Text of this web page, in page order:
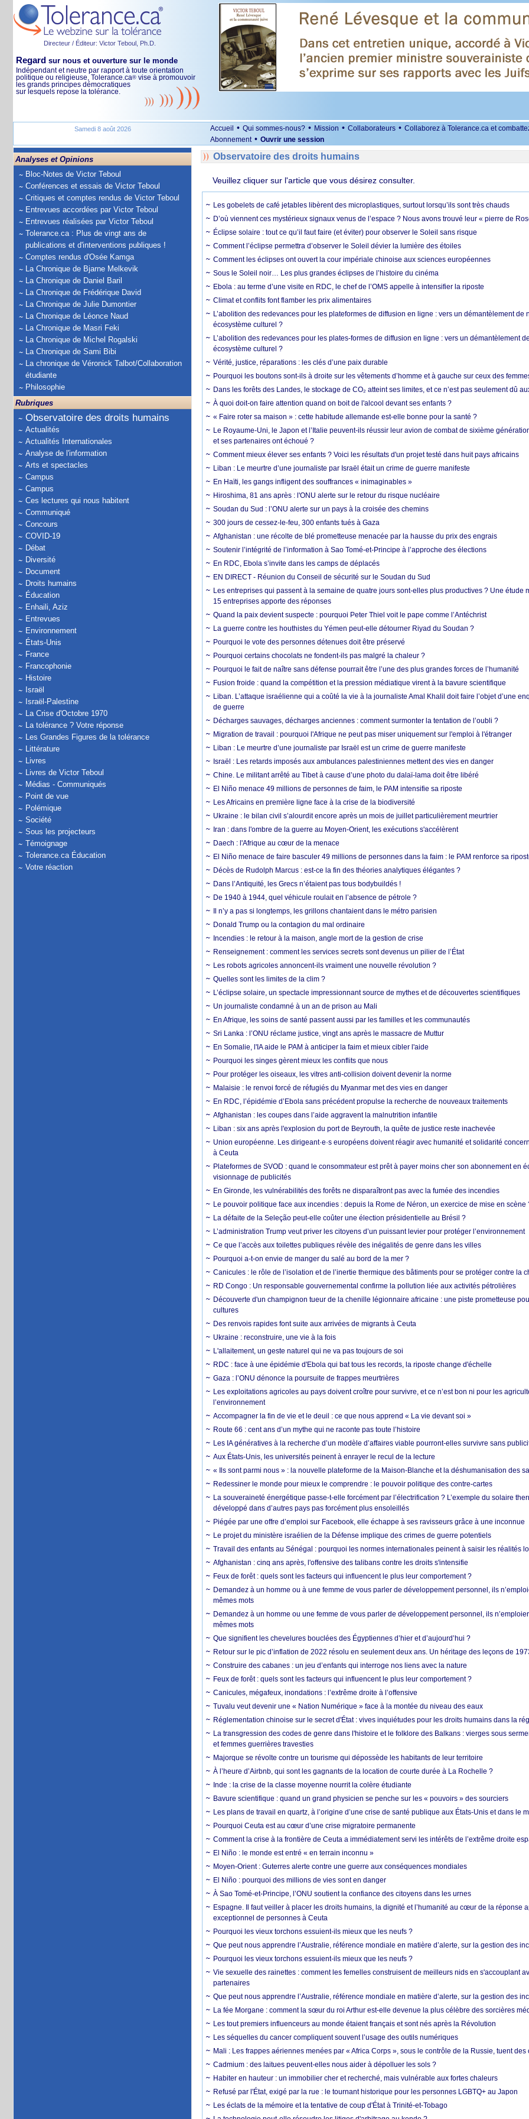
Directeur / Éditeur: Victor Teboul, Ph.D.
Regard sur nous et ouverture sur le monde
Indépendant et neutre par rapport à toute orientation
politique ou religieuse, Tolerance.ca® vise à promouvoir
les grands principes démocratiques
sur lesquels repose la tolérance.
Samedi 8 août 2026 Accueil • Qui sommes-nous? • Mission • Collaborateurs • Collaborez à Tolerance.ca et
Abonnement • Ouvrir une session
Analyses et Opinions
Bloc-Notes de Victor Teboul
Conférences et essais de Victor Teboul
Critiques et comptes rendus de Victor Teboul
Entrevues accordées par Victor Teboul
Entrevues réalisées par Victor Teboul
Tolerance.ca : Plus de vingt ans de
publications et d'interventions publiques !
Comptes rendus d'Osée Kamga
La Chronique de Bjarne Melkevik
La Chronique de Daniel Baril
La Chronique de Frédérique David
La Chronique de Julie Dumontier
La Chronique de Léonce Naud
La Chronique de Masri Feki
La Chronique de Michel Rogalski
La Chronique de Sami Bibi
La chronique de Véronick Talbot/Collaboration
étudiante
Philosophie
Rubriques
Observatoire des droits humains
Actualités
Actualités Internationales
Analyse de l'information
Arts et spectacles
Campus
Campus
Ces lectures qui nous habitent
Communiqué
Concours
COVID-19
Débat
Diversité
Document
Droits humains
Éducation
Enhaili, Aziz
Entrevues
Environnement
États-Unis
France
Francophonie
Histoire
Israël
Israël-Palestine
La Crise d'Octobre 1970
La tolérance ? Votre réponse
Les Grandes Figures de la tolérance
Littérature
Livres
Livres de Victor Teboul
Médias - Communiqués
Point de vue
Polémique
Société
Sous les projecteurs
Témoignage
Tolerance.ca Éducation
Votre réaction
Observatoire des droits humains
Veuillez cliquer sur l'article que vous désirez consulter.
Les gobelets de café jetables libèrent des microplastiques, surtout lorsqu’ils sont très chauds
D’où viennent ces mystérieux signaux venus de l’espace ? Nous avons trouvé leur « pierre de
Éclipse solaire : tout ce qu’il faut faire (et éviter) pour observer le Soleil sans risque
Comment l’éclipse permettra d’observer le Soleil dévier la lumière des étoiles
Comment les éclipses ont ouvert la cour impériale chinoise aux sciences européennes
Sous le Soleil noir… Les plus grandes éclipses de l’histoire du cinéma
Ebola : au terme d’une visite en RDC, le chef de l’OMS appelle à intensifier la riposte
Climat et conflits font flamber les prix alimentaires
L’abolition des redevances pour les plateformes de diffusion en ligne : vers un démantèlement de
écosystème culturel ?
L’abolition des redevances pour les plates-formes de diffusion en ligne : vers un démantèlement
écosystème culturel ?
Vérité, justice, réparations : les clés d’une paix durable
Pourquoi les boutons sont-ils à droite sur les vêtements d’homme et à gauche sur ceux des
Dans les forêts des Landes, le stockage de CO₂ atteint ses limites, et ce n’est pas seulement dû
À quoi doit-on faire attention quand on boit de l'alcool devant ses enfants ?
« Faire roter sa maison » : cette habitude allemande est-elle bonne pour la santé ?
Le Royaume-Uni, le Japon et l’Italie peuvent-ils réussir leur avion de combat de sixième
et ses partenaires ont échoué ?
Comment mieux élever ses enfants ? Voici les résultats d'un projet testé dans huit pays africains
Liban : Le meurtre d’une journaliste par Israël était un crime de guerre manifeste
En Haïti, les gangs infligent des souffrances « inimaginables »
Hiroshima, 81 ans après : l'ONU alerte sur le retour du risque nucléaire
Soudan du Sud : l’ONU alerte sur un pays à la croisée des chemins
300 jours de cessez-le-feu, 300 enfants tués à Gaza
Afghanistan : une récolte de blé prometteuse menacée par la hausse du prix des engrais
Soutenir l’intégrité de l’information à Sao Tomé-et-Principe à l’approche des élections
En RDC, Ebola s’invite dans les camps de déplacés
EN DIRECT - Réunion du Conseil de sécurité sur le Soudan du Sud
Les entreprises qui passent à la semaine de quatre jours sont-elles plus productives ? Une étude
15 entreprises apporte des réponses
Quand la paix devient suspecte : pourquoi Peter Thiel voit le pape comme l’Antéchrist
La guerre contre les houthistes du Yémen peut-elle détourner Riyad du Soudan ?
Pourquoi le vote des personnes détenues doit être préservé
Pourquoi certains chocolats ne fondent-ils pas malgré la chaleur ?
Pourquoi le fait de naître sans défense pourrait être l’une des plus grandes forces de l’humanité
Fusion froide : quand la compétition et la pression médiatique virent à la bavure scientifique
Liban. L’attaque israélienne qui a coûté la vie à la journaliste Amal Khalil doit faire l’objet d’une
de guerre
Décharges sauvages, décharges anciennes : comment surmonter la tentation de l’oubli ?
Migration de travail : pourquoi l'Afrique ne peut pas miser uniquement sur l'emploi à l'étranger
Liban : Le meurtre d’une journaliste par Israël est un crime de guerre manifeste
Israël : Les retards imposés aux ambulances palestiniennes mettent des vies en danger
Chine. Le militant arrêté au Tibet à cause d’une photo du dalaï-lama doit être libéré
El Niño menace 49 millions de personnes de faim, le PAM intensifie sa riposte
Les Africains en première ligne face à la crise de la biodiversité
Ukraine : le bilan civil s’alourdit encore après un mois de juillet particulièrement meurtrier
Iran : dans l'ombre de la guerre au Moyen-Orient, les exécutions s'accélèrent
Daech : l'Afrique au cœur de la menace
El Niño menace de faire basculer 49 millions de personnes dans la faim : le PAM renforce sa
Décès de Rudolph Marcus : est-ce la fin des théories analytiques élégantes ?
Dans l’Antiquité, les Grecs n’étaient pas tous bodybuildés !
De 1940 à 1944, quel véhicule roulait en l’absence de pétrole ?
Il n’y a pas si longtemps, les grillons chantaient dans le métro parisien
Donald Trump ou la contagion du mal ordinaire
Incendies : le retour à la maison, angle mort de la gestion de crise
Renseignement : comment les services secrets sont devenus un pilier de l’État
Les robots agricoles annoncent-ils vraiment une nouvelle révolution ?
Quelles sont les limites de la clim ?
L’éclipse solaire, un spectacle impressionnant source de mythes et de découvertes scientifiques
Un journaliste condamné à un an de prison au Mali
En Afrique, les soins de santé passent aussi par les familles et les communautés
Sri Lanka : l’ONU réclame justice, vingt ans après le massacre de Muttur
En Somalie, l'IA aide le PAM à anticiper la faim et mieux cibler l'aide
Pourquoi les singes gèrent mieux les conflits que nous
Pour protéger les oiseaux, les vitres anti-collision doivent devenir la norme
Malaisie : le renvoi forcé de réfugiés du Myanmar met des vies en danger
En RDC, l’épidémie d’Ebola sans précédent propulse la recherche de nouveaux traitements
Afghanistan : les coupes dans l’aide aggravent la malnutrition infantile
Liban : six ans après l'explosion du port de Beyrouth, la quête de justice reste inachevée
Union européenne. Les dirigeant·e·s européens doivent réagir avec humanité et solidarité
à Ceuta
Plateformes de SVOD : quand le consommateur est prêt à payer moins cher son abonnement en
visionnage de publicités
En Gironde, les vulnérabilités des forêts ne disparaîtront pas avec la fumée des incendies
Le pouvoir politique face aux incendies : depuis la Rome de Néron, un exercice de mise en scène
La défaite de la Seleção peut-elle coûter une élection présidentielle au Brésil ?
L’administration Trump veut priver les citoyens d’un puissant levier pour protéger l’environnement
Ce que l’accès aux toilettes publiques révèle des inégalités de genre dans les villes
Pourquoi a-t-on envie de manger du salé au bord de la mer ?
Canicules : le rôle de l’isolation et de l’inertie thermique des bâtiments pour se protéger contre la
RD Congo : Un responsable gouvernemental confirme la pollution liée aux activités pétrolières
Découverte d'un champignon tueur de la chenille légionnaire africaine : une piste prometteuse
cultures
Des renvois rapides font suite aux arrivées de migrants à Ceuta
Ukraine : reconstruire, une vie à la fois
L'allaitement, un geste naturel qui ne va pas toujours de soi
RDC : face à une épidémie d'Ebola qui bat tous les records, la riposte change d'échelle
Gaza : l’ONU dénonce la poursuite de frappes meurtrières
Les exploitations agricoles au pays doivent croître pour survivre, et ce n’est bon ni pour les
l’environnement
Accompagner la fin de vie et le deuil : ce que nous apprend « La vie devant soi »
Route 66 : cent ans d’un mythe qui ne raconte pas toute l’histoire
Les IA génératives à la recherche d’un modèle d’affaires viable pourront-elles survivre sans
Aux États-Unis, les universités peinent à enrayer le recul de la lecture
« Ils sont parmi nous » : la nouvelle plateforme de la Maison-Blanche et la déshumanisation des
Redessiner le monde pour mieux le comprendre : le pouvoir politique des contre-cartes
La souveraineté énergétique passe-t-elle forcément par l’électrification ? L’exemple du solaire
développé dans d’autres pays pas forcément plus ensoleillés
Piégée par une offre d’emploi sur Facebook, elle échappe à ses ravisseurs grâce à une inconnue
Le projet du ministère israélien de la Défense implique des crimes de guerre potentiels
Travail des enfants au Sénégal : pourquoi les normes internationales peinent à saisir les réalités
Afghanistan : cinq ans après, l'offensive des talibans contre les droits s'intensifie
Feux de forêt : quels sont les facteurs qui influencent le plus leur comportement ?
Demandez à un homme ou à une femme de vous parler de développement personnel, ils
mêmes mots
Demandez à un homme ou une femme de vous parler de développement personnel, ils
mêmes mots
Que signifient les chevelures bouclées des Égyptiennes d’hier et d’aujourd’hui ?
Retour sur le pic d’inflation de 2022 résolu en seulement deux ans. Un héritage des leçons de
Construire des cabanes : un jeu d’enfants qui interroge nos liens avec la nature
Feux de forêt : quels sont les facteurs qui influencent le plus leur comportement ?
Canicules, mégafeux, inondations : l’extrême droite à l’offensive
Tuvalu veut devenir une « Nation Numérique » face à la montée du niveau des eaux
Réglementation chinoise sur le secret d'État : vives inquiétudes pour les droits humains dans la
La transgression des codes de genre dans l'histoire et le folklore des Balkans : vierges sous
et femmes guerrières travesties
Majorque se révolte contre un tourisme qui dépossède les habitants de leur territoire
À l’heure d’Airbnb, qui sont les gagnants de la location de courte durée à La Rochelle ?
Inde : la crise de la classe moyenne nourrit la colère étudiante
Bavure scientifique : quand un grand physicien se penche sur les « pouvoirs » des sourciers
Les plans de travail en quartz, à l’origine d’une crise de santé publique aux États-Unis et dans le
Pourquoi Ceuta est au cœur d’une crise migratoire permanente
Comment la crise à la frontière de Ceuta a immédiatement servi les intérêts de l’extrême droite
El Niño : le monde est entré « en terrain inconnu »
Moyen-Orient : Guterres alerte contre une guerre aux conséquences mondiales
El Niño : pourquoi des millions de vies sont en danger
À Sao Tomé-et-Principe, l’ONU soutient la confiance des citoyens dans les urnes
Espagne. Il faut veiller à placer les droits humains, la dignité et l’humanité au cœur de la réponse
exceptionnel de personnes à Ceuta
Pourquoi les vieux torchons essuient-ils mieux que les neufs ?
Que peut nous apprendre l’Australie, référence mondiale en matière d’alerte, sur la gestion des
Pourquoi les vieux torchons essuient-ils mieux que les neufs ?
Vie sexuelle des rainettes : comment les femelles construisent de meilleurs nids en s'accouplant
partenaires
Que peut nous apprendre l’Australie, référence mondiale en matière d’alerte, sur la gestion des
La fée Morgane : comment la sœur du roi Arthur est-elle devenue la plus célèbre des sorcières
Les tout premiers influenceurs au monde étaient français et sont nés après la Révolution
Les séquelles du cancer compliquent souvent l’usage des outils numériques
Mali : Les frappes aériennes menées par « Africa Corps », sous le contrôle de la Russie, tuent des
Cadmium : des laitues peuvent-elles nous aider à dépolluer les sols ?
Habiter en hauteur : un immobilier cher et recherché, mais vulnérable aux fortes chaleurs
Refusé par l'État, exigé par la rue : le tournant historique pour les personnes LGBTQ+ au Japon
Les éclats de la mémoire et la tentative de coup d'État à Trinité-et-Tobago